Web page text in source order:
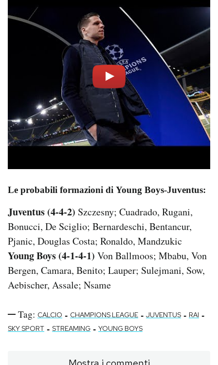
Le probabili formazioni di Young Boys-Juventus:
Juventus (4-4-2) Szczesny; Cuadrado, Rugani,
Bonucci, De Sciglio; Bernardeschi, Bentancur,
Pjanic, Douglas Costa; Ronaldo, Mandzukic
Young Boys (4-1-4-1) Von Ballmoos; Mbabu, Von
Bergen, Camara, Benito; Lauper; Sulejmani, Sow,
Aebischer, Assale; Nsame
Tag: CALCIO - CHAMPIONS LEAGUE - JUVENTUS - RAI -
SKY SPORT - STREAMING - YOUNG BOYS